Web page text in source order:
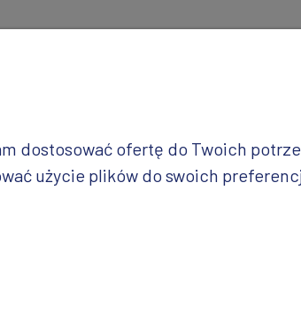
dostosować ofertę do Twoich
użycie plików do swoich